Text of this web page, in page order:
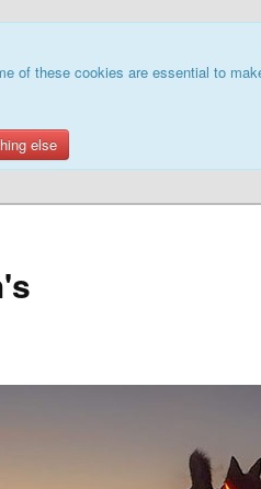
of these cookies are essential to
else